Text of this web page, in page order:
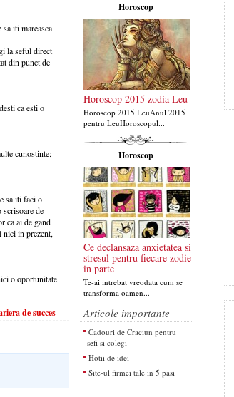
iti mareasca
la seful direct
din punct de
ca esti o
cunostinte;
sa iti faci o
de
ca ai de gand
nici in prezent,
o oportunitate
de succes
Horoscop
Horoscop 2015 zodia Leu
Horoscop 2015 LeuAnul 2015
pentru LeuHoroscopul...
Horoscop
Ce declansaza anxietatea si
stresul pentru fiecare zodie
in parte
Te-ai intrebat vreodata cum se
transforma oamen...
Articole importante
Cadouri de Craciun pentru
sefi si colegi
Hotii de idei
Site-ul firmei tale in 5 pasi